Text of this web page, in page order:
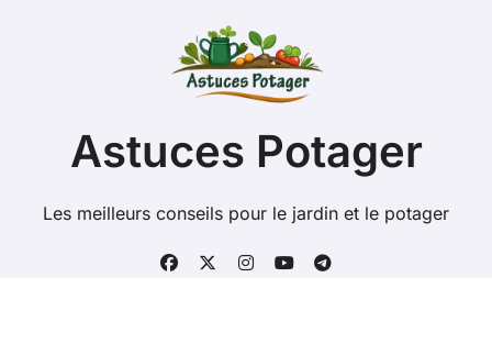
Astuces Potager
Les meilleurs conseils pour le jardin et le potager